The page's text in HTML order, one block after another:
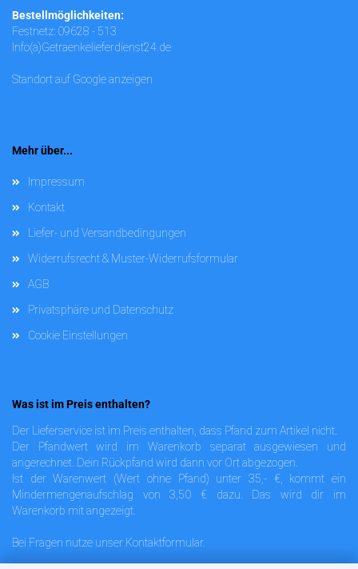
Bestellmöglichkeiten:
Festnetz: 09628 - 513
Info(a)Getraenkelieferdienst24.de
Standort auf Google anzeigen
Mehr über...
Impressum
Kontakt
Liefer- und Versandbedingungen
Widerrufsrecht & Muster-Widerrufsformular
AGB
Privatsphäre und Datenschutz
Cookie Einstellungen
Was ist im Preis enthalten?
Der Lieferservice ist im Preis enthalten, dass Pfand zum Artikel nicht.
Der Pfandwert wird im Warenkorb separat ausgewiesen und
angerechnet. Dein Rückpfand wird dann vor Ort abgezogen.
Ist der Warenwert (Wert ohne Pfand) unter 35,- €, kommt ein
Mindermengenaufschlag von 3,50 € dazu. Das wird dir im
Warenkorb mit angezeigt.
Bei Fragen nutze unser Kontaktformular.